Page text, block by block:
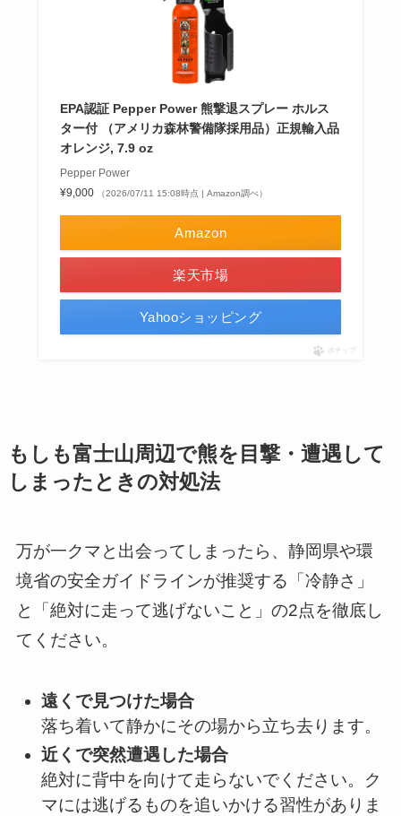
EPA認証 Pepper Power 熊撃退スプレー ホルス
ター付 （アメリカ森林警備隊採用品）正規輸入品
オレンジ, 7.9 oz
Pepper Power
¥9,000
（2026/07/11 15:08時点 | Amazon調べ）
Amazon
楽天市場
Yahooショッピング
ポチップ
もしも富士山周辺で熊を目撃・遭遇して
しまったときの対処法
万が一クマと出会ってしまったら、静岡県や環
境省の安全ガイドラインが推奨する「冷静さ」
と「絶対に走って逃げないこと」の2点を徹底し
てください。
遠くで見つけた場合
落ち着いて静かにその場から立ち去ります。
近くで突然遭遇した場合
絶対に背中を向けて走らないでください。ク
マには逃げるものを追いかける習性がありま